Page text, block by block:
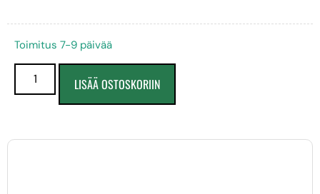
Toimitus 7-9 päivää
LISÄÄ OSTOSKORIIN